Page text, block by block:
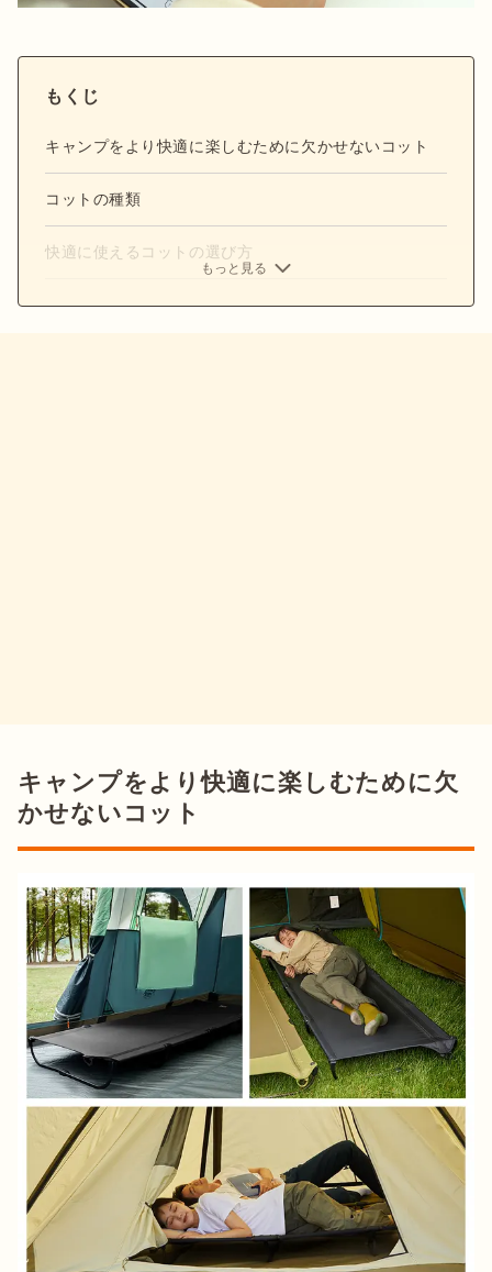
もくじ
キャンプをより快適に楽しむために欠かせないコット
コットの種類
快適に使えるコットの選び方
もっと見る
キャンプをより快適に楽しむために欠
かせないコット